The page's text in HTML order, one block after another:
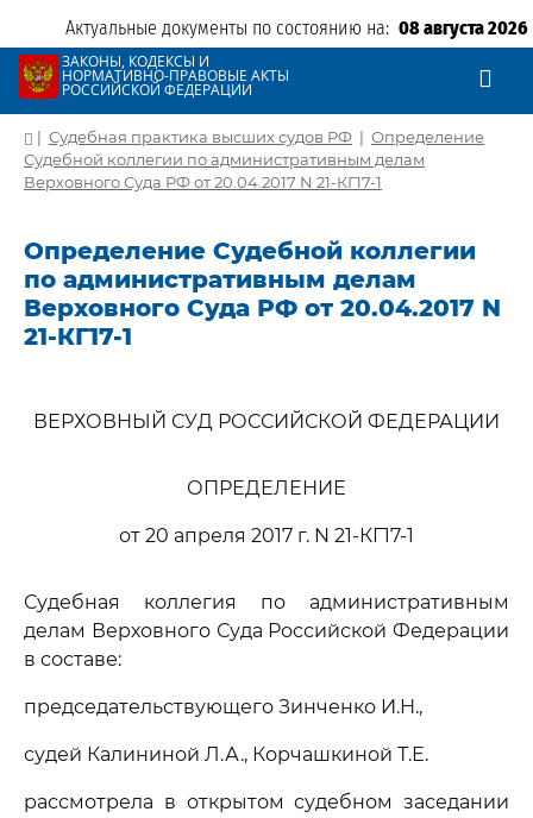
Актуальные документы по состоянию на: 08 августа 2026
ЗАКОНЫ, КОДЕКСЫ И
НОРМАТИВНО-ПРАВОВЫЕ АКТЫ
РОССИЙСКОЙ ФЕДЕРАЦИИ
| Судебная практика высших судов РФ | Определение
Судебной коллегии по административным делам
Верховного Суда РФ от 20.04.2017 N 21-КГ17-1
Определение Судебной коллегии
по административным делам
Верховного Суда РФ от 20.04.2017 N
21-КГ17-1
ВЕРХОВНЫЙ СУД РОССИЙСКОЙ ФЕДЕРАЦИИ
ОПРЕДЕЛЕНИЕ
от 20 апреля 2017 г. N 21-КГ17-1
Судебная коллегия по административным
делам Верховного Суда Российской Федерации
в составе:
председательствующего Зинченко И.Н.,
судей Калининой Л.А., Корчашкиной Т.Е.
рассмотрела в открытом судебном заседании